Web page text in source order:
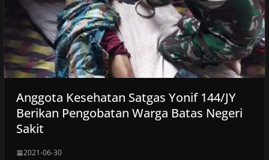
Anggota Kesehatan Satgas Yonif 144/JY
Berikan Pengobatan Warga Batas Negeri
Sakit
2021-06-30